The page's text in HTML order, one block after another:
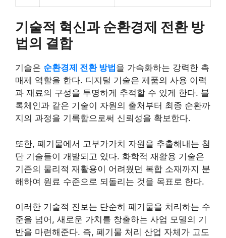
기술적 혁신과 순환경제 전환 방
법의 결합
기술은 순환경제 전환 방법 을 가속화하는 강력한 촉
매제 역할을 한다. 디지털 기술은 제품의 사용 이력
과 재료의 구성을 투명하게 추적할 수 있게 한다. 블
록체인과 같은 기술이 자원의 출처부터 최종 순환까
지의 과정을 기록함으로써 신뢰성을 확보한다.
또한, 폐기물에서 고부가가치 자원을 추출해내는 첨
단 기술들이 개발되고 있다. 화학적 재활용 기술은
기존의 물리적 재활용이 어려웠던 복합 소재까지 분
해하여 원료 수준으로 되돌리는 것을 목표로 한다.
이러한 기술적 진보는 단순히 폐기물을 처리하는 수
준을 넘어, 새로운 가치를 창출하는 사업 모델의 기
반을 마련해준다. 즉, 폐기물 처리 산업 자체가 고도